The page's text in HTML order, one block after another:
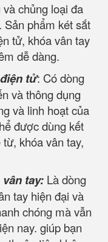
chủng loại đa
Sản phẩm két sắt
tử, khóa vân tay
dễ dàng.
tử: Có dòng
và thông dụng
và linh hoạt của
được dùng kết
khóa vân tay,
tay: Là dòng
tay hiện đại và
chóng mà vẫn
nay. giúp bạn